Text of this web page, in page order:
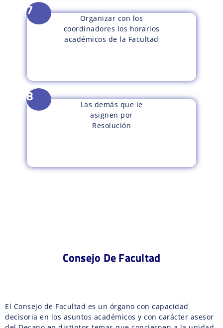
7
Organizar con los
coordinadores los horarios
académicos de la Facultad
8
Las demás que le
asignen por
Resolución
Consejo De Facultad
El Consejo de Facultad es un órgano con capacidad
decisoria en los asuntos académicos y con carácter asesor